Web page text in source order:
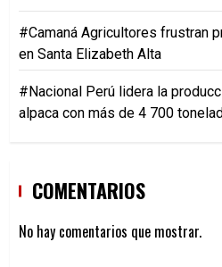
#Camaná Agricultores frustran
en Santa Elizabeth Alta
#Nacional Perú lidera la
alpaca con más de 4 700
COMENTARIOS
No hay comentarios que mostrar.